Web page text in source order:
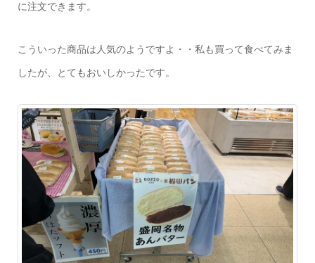
に注文できます。
こういった商品は人気のようですよ・・私も買って食べてみま
したが、とてもおいしかったです。